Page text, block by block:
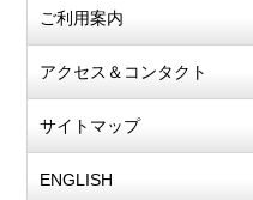
ご利用案内
アクセス＆コンタクト
サイトマップ
ENGLISH